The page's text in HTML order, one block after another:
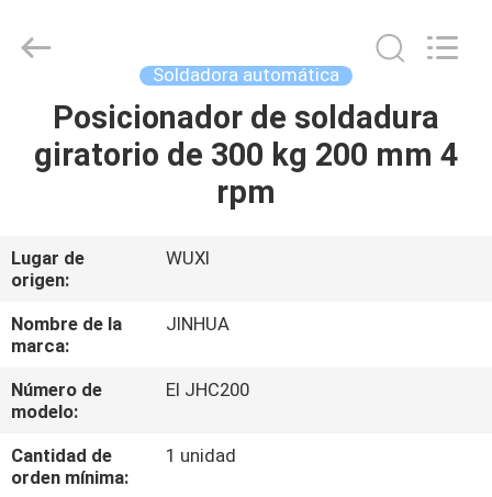
HOGAR
SOBRE
NOSOTROS
VIAJE
DE
LA
FÁBRICA
claddingweldingmachine.com.
Soldadora automática
Posicionador de soldadura
giratorio de 300 kg 200 mm 4
rpm
Lugar de
origen:
WUXI
Nombre de la
marca:
JINHUA
Número de
modelo:
El JHC200
Cantidad de
orden mínima:
1 unidad